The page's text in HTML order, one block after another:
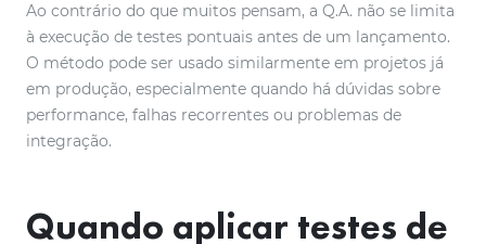
Ao contrário do que muitos pensam, a Q.A. não se limita
à execução de testes pontuais antes de um lançamento.
O método pode ser usado similarmente em projetos já
em produção, especialmente quando há dúvidas sobre
performance, falhas recorrentes ou problemas de
integração.
Quando aplicar testes de